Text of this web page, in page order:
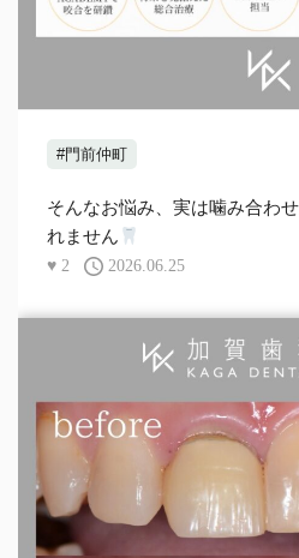
#門前仲町
そんなお悩み、実は噛み合わ
れません
♥ 2 2026.06.25